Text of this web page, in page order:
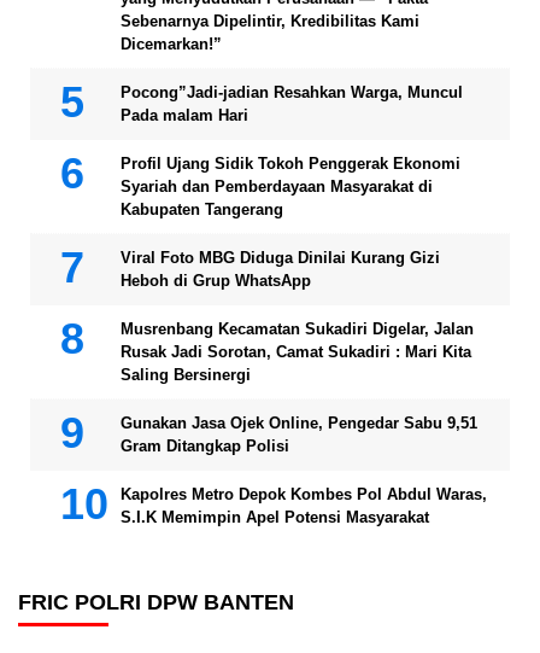
Sebenarnya Dipelintir, Kredibilitas Kami
Dicemarkan!”
Pocong”Jadi-jadian Resahkan Warga, Muncul
Pada malam Hari
Profil Ujang Sidik Tokoh Penggerak Ekonomi
Syariah dan Pemberdayaan Masyarakat di
Kabupaten Tangerang
Viral Foto MBG Diduga Dinilai Kurang Gizi
Heboh di Grup WhatsApp
Musrenbang Kecamatan Sukadiri Digelar, Jalan
Rusak Jadi Sorotan, Camat Sukadiri : Mari Kita
Saling Bersinergi
Gunakan Jasa Ojek Online, Pengedar Sabu 9,51
Gram Ditangkap Polisi
Kapolres Metro Depok Kombes Pol Abdul Waras,
S.I.K Memimpin Apel Potensi Masyarakat
FRIC POLRI DPW BANTEN